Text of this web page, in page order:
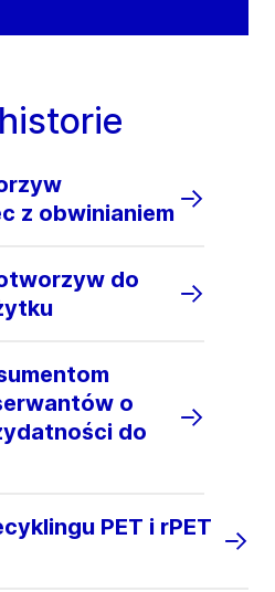
z obwinianiem
do
o
do
PET i rPET